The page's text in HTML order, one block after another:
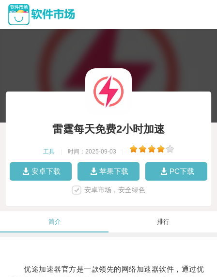
雷霆每天免费2小时加速
工具 时间：2025-09-03
安卓下载 苹果下载 PC下载
安卓市场，安全绿色
简介 排行
优途加速器官方是一款领先的网络加速器软件，通过优